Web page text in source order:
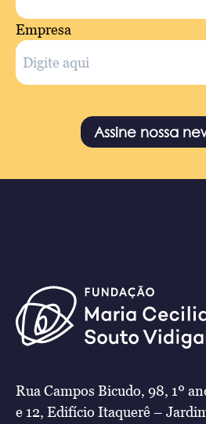
Empresa
Assine nossa
Rua Campos Bicudo, 98, 1º
e 12, Edifício Itaquerê –